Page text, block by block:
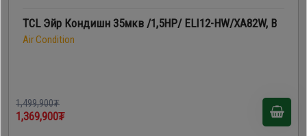
TCL Эйр Кондишн 35мкв /1,5HP/ ELI12-HW/XA82W, B
Air Condition
1,499,900₮
1,369,900₮